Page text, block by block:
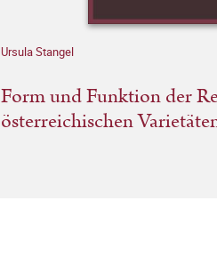
Ursula Stangel
Form und Funktion der
österreichischen